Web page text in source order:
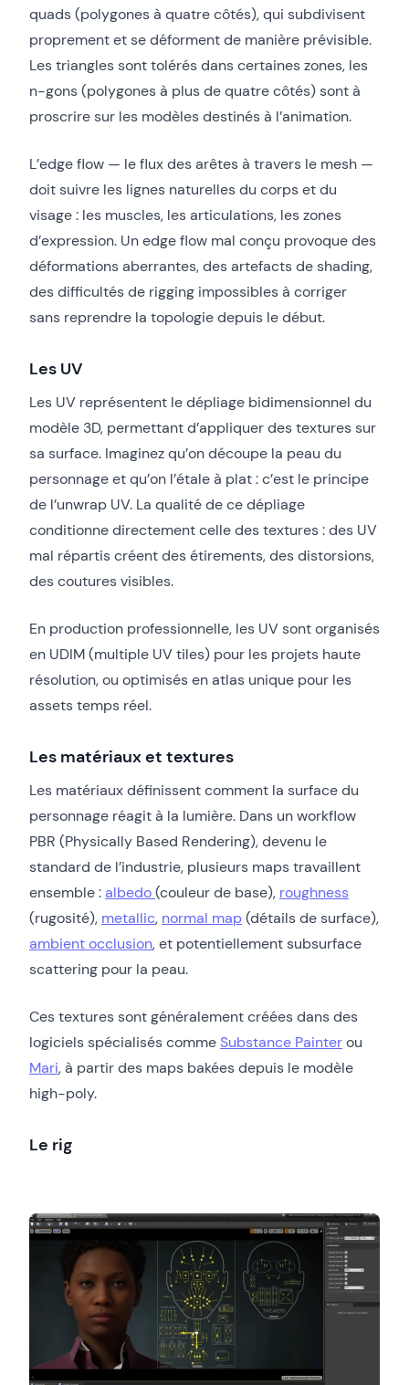
quads (polygones à quatre côtés), qui subdivisent
proprement et se déforment de manière prévisible.
Les triangles sont tolérés dans certaines zones, les
n-gons (polygones à plus de quatre côtés) sont à
proscrire sur les modèles destinés à l’animation.
L’edge flow — le flux des arêtes à travers le mesh —
doit suivre les lignes naturelles du corps et du
visage : les muscles, les articulations, les zones
d’expression. Un edge flow mal conçu provoque des
déformations aberrantes, des artefacts de shading,
des difficultés de rigging impossibles à corriger
sans reprendre la topologie depuis le début.
Les UV
Les UV représentent le dépliage bidimensionnel du
modèle 3D, permettant d’appliquer des textures sur
sa surface. Imaginez qu’on découpe la peau du
personnage et qu’on l’étale à plat : c’est le principe
de l’unwrap UV. La qualité de ce dépliage
conditionne directement celle des textures : des UV
mal répartis créent des étirements, des distorsions,
des coutures visibles.
En production professionnelle, les UV sont organisés
en UDIM (multiple UV tiles) pour les projets haute
résolution, ou optimisés en atlas unique pour les
assets temps réel.
Les matériaux et textures
Les matériaux définissent comment la surface du
personnage réagit à la lumière. Dans un workflow
PBR (Physically Based Rendering), devenu le
standard de l’industrie, plusieurs maps travaillent
ensemble : albedo(couleur de base), roughness
(rugosité), metallic, normal map(détails de surface),
ambient occlusion, et potentiellement subsurface
scattering pour la peau.
Ces textures sont généralement créées dans des
logiciels spécialisés comme Substance Painterou
Mari, à partir des maps bakées depuis le modèle
high-poly.
Le rig